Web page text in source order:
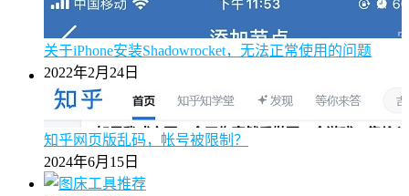
关于iPhone安装Shadowrocket，无法正常使用的问题
2022年2月24日
知乎网页版乱码，帐号被限制？
2024年6月15日